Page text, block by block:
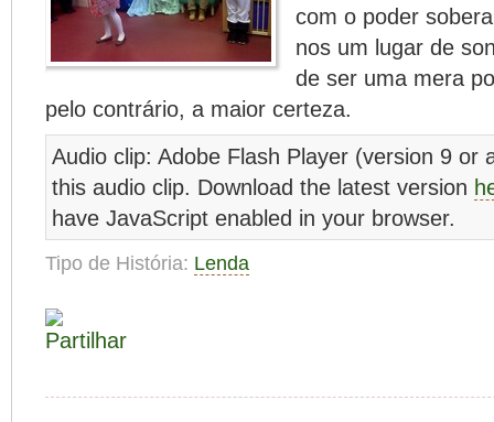
com o poder
nos um lugar de
de ser uma mera
pelo contrário, a maior certeza.
Audio clip: Adobe Flash Player (version 9 or
this audio clip. Download the latest version
have JavaScript enabled in your browser.
Tipo de História: Lenda